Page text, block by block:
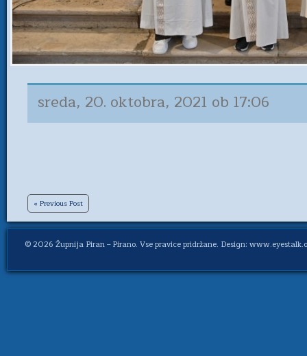
sreda, 20. oktobra, 2021 ob 17:06
« Previous Post
© 2026 Župnija Piran – Pirano. Vse pravice pridržane. Design: